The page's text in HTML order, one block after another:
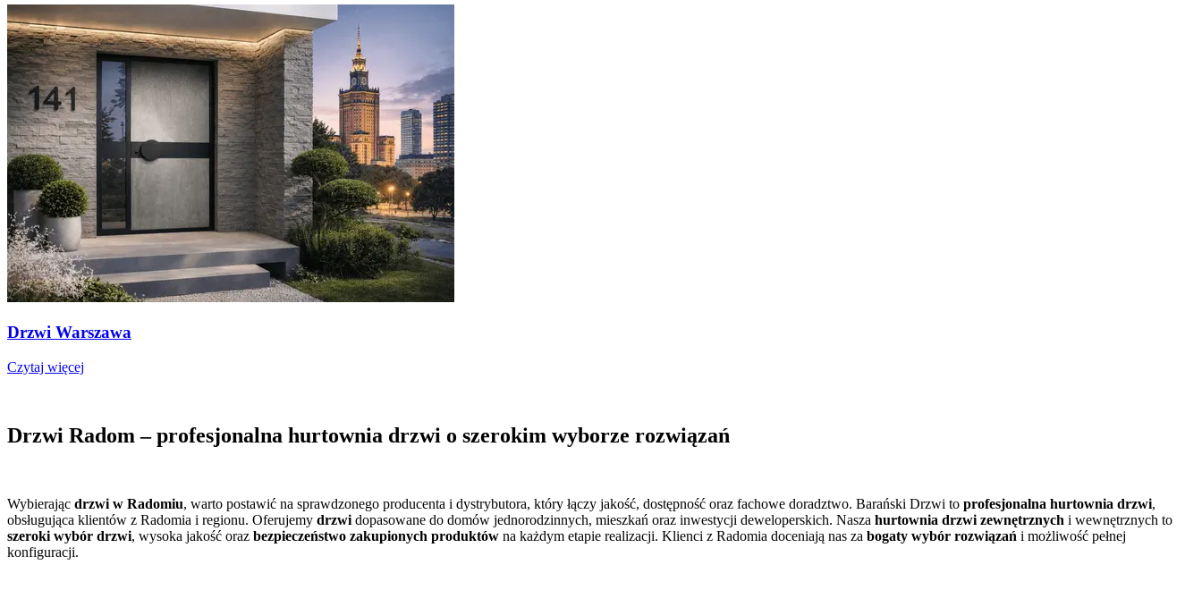
Drzwi Warszawa
Czytaj więcej
Drzwi Radom – profesjonalna hurtownia drzwi o szerokim wyborze rozwiązań
Wybierając drzwi w Radomiu, warto postawić na sprawdzonego producenta i dystrybutora, który łączy jakość, dostępność oraz fachowe doradztwo. Barański Drzwi to profesjonalna hurtownia drzwi,
obsługująca klientów z Radomia i regionu. Oferujemy drzwi dopasowane do domów jednorodzinnych, mieszkań oraz inwestycji deweloperskich. Nasza hurtownia drzwi zewnętrznych i wewnętrznych to
szeroki wybór drzwi, wysoka jakość oraz bezpieczeństwo zakupionych produktów na każdym etapie realizacji. Klienci z Radomia doceniają nas za bogaty wybór rozwiązań i możliwość pełnej
konfiguracji.